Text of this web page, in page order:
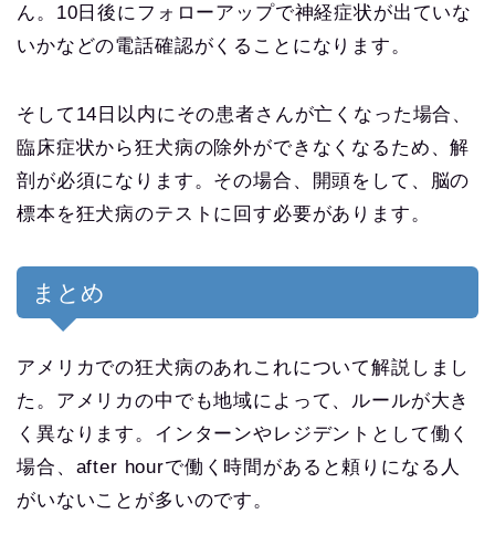
ん。10日後にフォローアップで神経症状が出ていな
いかなどの電話確認がくることになります。
そして14日以内にその患者さんが亡くなった場合、
臨床症状から狂犬病の除外ができなくなるため、解
剖が必須になります。その場合、開頭をして、脳の
標本を狂犬病のテストに回す必要があります。
まとめ
アメリカでの狂犬病のあれこれについて解説しまし
た。アメリカの中でも地域によって、ルールが大き
く異なります。インターンやレジデントとして働く
場合、after hourで働く時間があると頼りになる人
がいないことが多いのです。